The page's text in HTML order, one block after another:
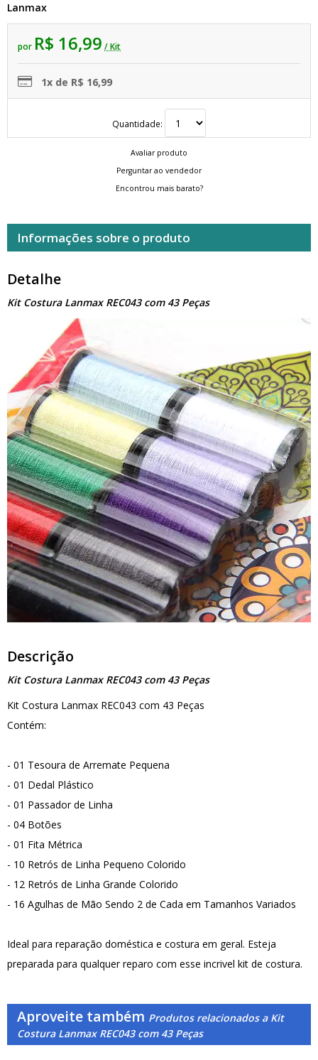
Lanmax
por R$ 16,99 / Kit
1x de R$ 16,99
Quantidade:
Avaliar produto
Perguntar ao vendedor
Encontrou mais barato?
Informações sobre o produto
Detalhe
Kit Costura Lanmax REC043 com 43 Peças
Descrição
Kit Costura Lanmax REC043 com 43 Peças
Kit Costura Lanmax REC043 com 43 Peças
Contém:
- 01 Tesoura de Arremate Pequena
- 01 Dedal Plástico
- 01 Passador de Linha
- 04 Botões
- 01 Fita Métrica
- 10 Retrós de Linha Pequeno Colorido
- 12 Retrós de Linha Grande Colorido
- 16 Agulhas de Mão Sendo 2 de Cada em Tamanhos Variados
Ideal para reparação doméstica e costura em geral. Esteja
preparada para qualquer reparo com esse incrivel kit de costura.
Aproveite também Produtos relacionados a Kit
Costura Lanmax REC043 com 43 Peças